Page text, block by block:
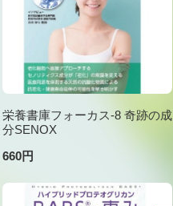
栄養書庫フォーカス-8 奇跡の成
分SENOX
660円